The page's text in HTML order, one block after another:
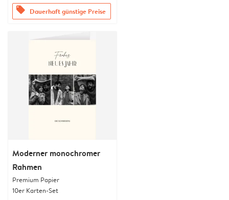
offers Dauerhaft günstige Preise
Moderner monochromer
Rahmen
Premium Papier
10er Karten-Set